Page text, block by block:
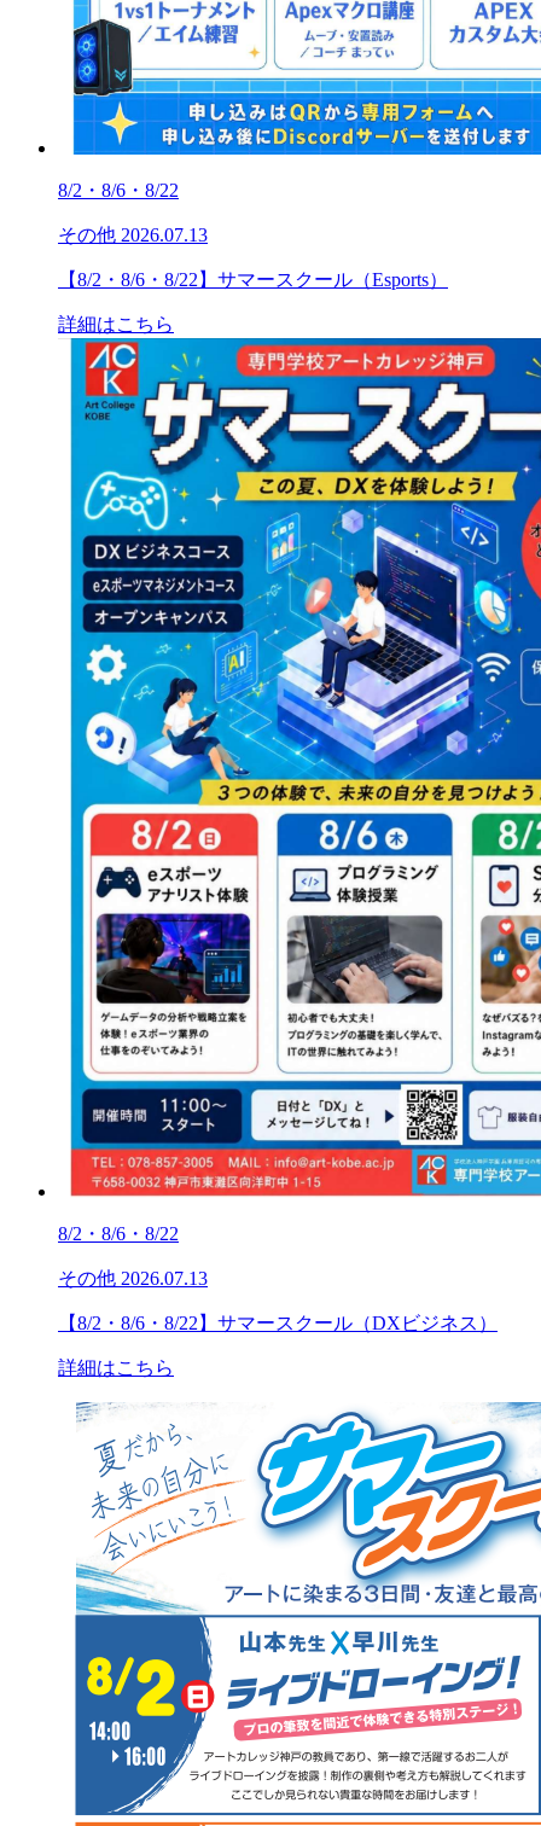
8/2・8/6・8/22
その他 2026.07.13
【8/2・8/6・8/22】サマースクール（Esports）
詳細はこちら
8/2・8/6・8/22
その他 2026.07.13
【8/2・8/6・8/22】サマースクール（DXビジネス）
詳細はこちら